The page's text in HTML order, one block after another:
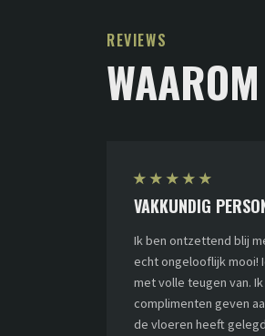
REVIEWS
★ ★ ★ ★ ★
VAKKUNDIG
Ik ben ontzettend blij
echt ongelooflijk mooi!
met volle teugen van.
complimenten geven
de vloeren heeft